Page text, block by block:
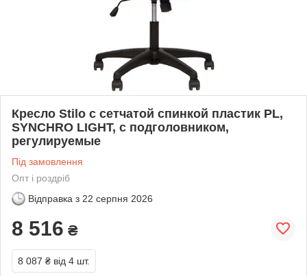
Кресло Stilo с сетчатой спинкой пластик PL,
SYNCHRO LIGHT, с подголовником,
регулируемые
Під замовлення
Опт і роздріб
Відправка з 22 серпня 2026
8 516 ₴
8 087 ₴ від 4 шт.